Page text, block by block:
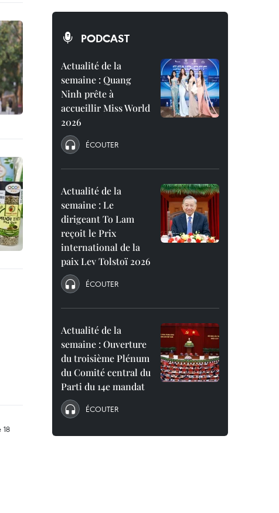
PODCAST
Actualité de la
semaine : Quang
Ninh prête à
accueillir Miss World
2026
ÉCOUTER
Actualité de la
semaine : Le
dirigeant To Lam
reçoit le Prix
international de la
paix Lev Tolstoï 2026
ÉCOUTER
Actualité de la
semaine : Ouverture
du troisième Plénum
du Comité central du
Parti du 14e mandat
ÉCOUTER